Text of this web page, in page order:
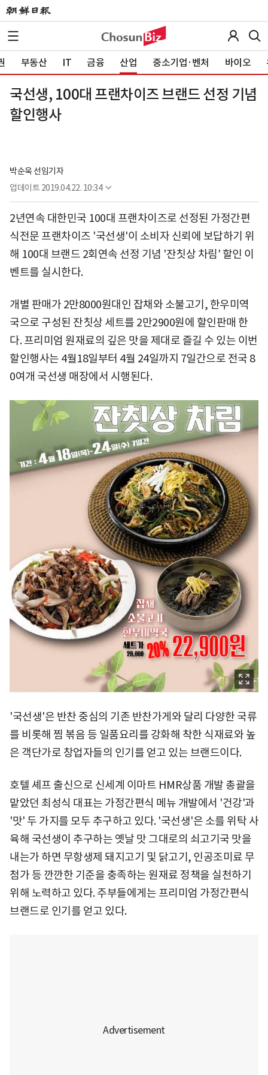
부동산 IT 금융 산업 중소기업·벤처 바이오
국선생, 100대 프랜차이즈 브랜드 선정 기념
할인행사
박순욱 선임기자
업데이트 2019.04.22. 10:34
2년연속 대한민국 100대 프랜차이즈로 선정된 가정간편
식전문 프랜차이즈 '국선생'이 소비자 신뢰에 보답하기 위
해 100대 브랜드 2회연속 선정 기념 '잔칫상 차림' 할인 이
벤트를 실시한다.
개별 판매가 2만8000원대인 잡채와 소불고기, 한우미역
국으로 구성된 잔칫상 세트를 2만2900원에 할인판매 한
다. 프리미엄 원재료의 깊은 맛을 제대로 즐길 수 있는 이번
할인행사는 4월18일부터 4월 24일까지 7일간으로 전국 8
0여개 국선생 매장에서 시행된다.
'국선생'은 반찬 중심의 기존 반찬가게와 달리 다양한 국류
를 비롯해 찜 볶음 등 일품요리를 강화해 착한 식재료와 높
은 객단가로 창업자들의 인기를 얻고 있는 브랜드이다.
호텔 셰프 출신으로 신세계 이마트 HMR상품 개발 총괄을
맡았던 최성식 대표는 가정간편식 메뉴 개발에서 '건강'과
'맛' 두 가지를 모두 추구하고 있다. '국선생'은 소를 위탁 사
육해 국선생이 추구하는 옛날 맛 그대로의 쇠고기국 맛을
내는가 하면 무항생제 돼지고기 및 닭고기, 인공조미료 무
첨가 등 깐깐한 기준을 충족하는 원재료 정책을 실천하기
위해 노력하고 있다. 주부들에게는 프리미엄 가정간편식
브랜드로 인기를 얻고 있다.